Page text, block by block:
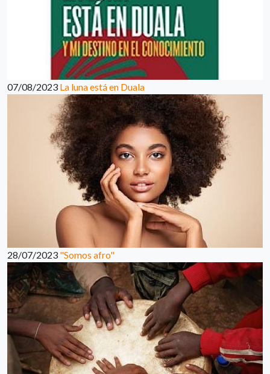
07/08/2023 La luna está en Duala
28/07/2023 "Somos afro"